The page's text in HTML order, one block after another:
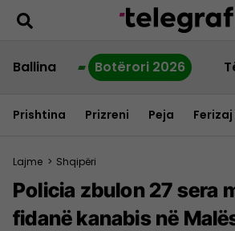
Ballina Botërori 2026
Prishtina Prizreni Peja Ferizaj
Lajme > Shqipëri
Policia zbulon 27 sera
fidanë kanabis në